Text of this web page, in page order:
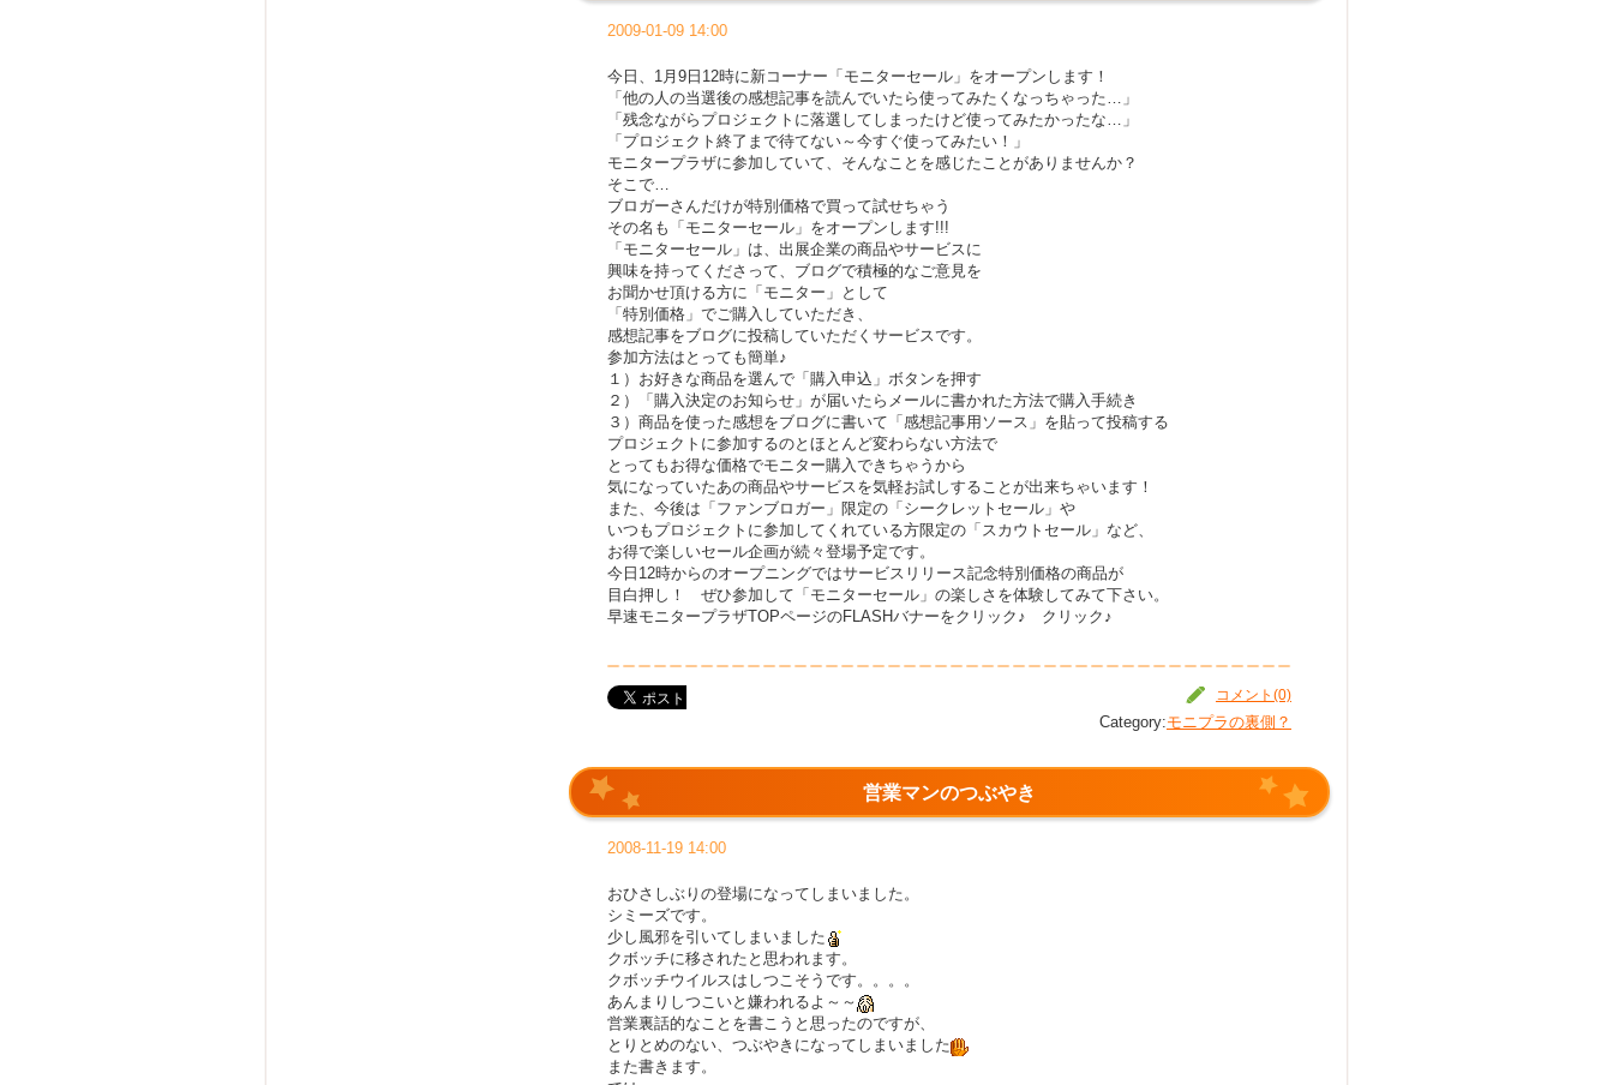
2009-01-09 14:00
今日、1月9日12時に新コーナー「モニターセール」をオープンします！
「他の人の当選後の感想記事を読んでいたら使ってみたくなっちゃった…」
「残念ながらプロジェクトに落選してしまったけど使ってみたかったな…」
「プロジェクト終了まで待てない～今すぐ使ってみたい！」
モニタープラザに参加していて、そんなことを感じたことがありませんか？
そこで…
ブロガーさんだけが特別価格で買って試せちゃう
その名も「モニターセール」をオープンします!!!
「モニターセール」は、出展企業の商品やサービスに
興味を持ってくださって、ブログで積極的なご意見を
お聞かせ頂ける方に「モニター」として
「特別価格」でご購入していただき、
感想記事をブログに投稿していただくサービスです。
参加方法はとっても簡単♪
１）お好きな商品を選んで「購入申込」ボタンを押す
２）「購入決定のお知らせ」が届いたらメールに書かれた方法で購入手続き
３）商品を使った感想をブログに書いて「感想記事用ソース」を貼って投稿する
プロジェクトに参加するのとほとんど変わらない方法で
とってもお得な価格でモニター購入できちゃうから
気になっていたあの商品やサービスを気軽お試しすることが出来ちゃいます！
また、今後は「ファンブロガー」限定の「シークレットセール」や
いつもプロジェクトに参加してくれている方限定の「スカウトセール」など、
お得で楽しいセール企画が続々登場予定です。
今日12時からのオープニングではサービスリリース記念特別価格の商品が
目白押し！ ぜひ参加して「モニターセール」の楽しさを体験してみて下さい。
早速モニタープラザTOPページのFLASHバナーをクリック♪ クリック♪
コメント(0)
Category:モニプラの裏側？
営業マンのつぶやき
2008-11-19 14:00
おひさしぶりの登場になってしまいました。
シミーズです。
少し風邪を引いてしまいました
クボッチに移されたと思われます。
クボッチウイルスはしつこそうです。。。。
あんまりしつこいと嫌われるよ～～
営業裏話的なことを書こうと思ったのですが、
とりとめのない、つぶやきになってしまいました
また書きます。